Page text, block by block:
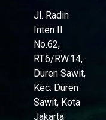
Jl. Radin
Inten II
No.62,
RT.6/RW.14,
Duren Sawit,
Kec. Duren
Sawit, Kota
Jakarta